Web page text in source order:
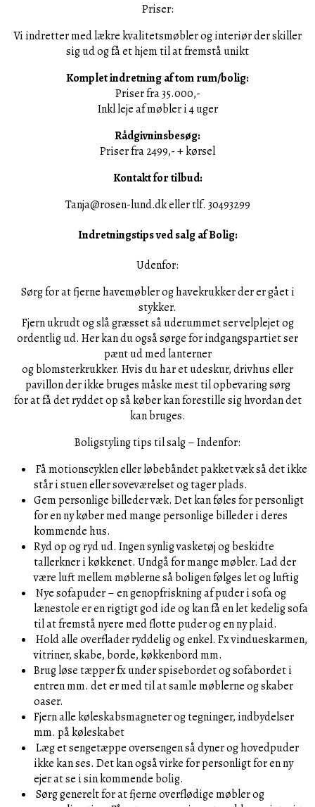
Priser:
Vi indretter med lækre kvalitetsmøbler og interiør der skiller
sig ud og få et hjem til at fremstå unikt
Komplet indretning af tom rum/bolig:
Priser fra 35.000,-
Inkl leje af møbler i 4 uger
Rådgivninsbesøg:
Priser fra 2499,- + kørsel
Kontakt for tilbud:
Tanja@rosen-lund.dk eller tlf. 30493299
Indretningstips ved salg af Bolig:
Udenfor:
Sørg for at fjerne havemøbler og havekrukker der er gået i
stykker.
Fjern ukrudt og slå græsset så uderummet ser velplejet og
ordentlig ud. Her kan du også sørge for indgangspartiet ser
pænt ud med lanterner
og blomsterkrukker. Hvis du har et udeskur, drivhus eller
pavillon der ikke bruges måske mest til opbevaring sørg
for at få det ryddet op så køber kan forestille sig hvordan det
kan bruges.
Boligstyling tips til salg – Indenfor:
Få motionscyklen eller løbebåndet pakket væk så det ikke
står i stuen eller soveværelset og tager plads.
Gem personlige billeder væk. Det kan føles for personligt
for en ny køber med mange personlige billeder i deres
kommende hus.
Ryd op og ryd ud. Ingen synlig vasketøj og beskidte
tallerkner i køkkenet. Undgå for mange møbler. Lad der
være luft mellem møblerne så boligen følges let og luftig
Nye sofapuder – en genopfriskning af puder i sofa og
lænestole er en rigtigt god ide og kan få en let kedelig sofa
til at fremstå nyere med flotte puder og en ny plaid.
Hold alle overflader ryddelig og enkel. Fx vindueskarmen,
vitriner, skabe, borde, køkkenbord mm.
Brug løse tæpper fx under spisebordet og sofabordet i
entren mm. det er med til at samle møblerne og skaber
oaser.
Fjern alle køleskabsmagneter og tegninger, indbydelser
mm. på køleskabet
Læg et sengetæppe oversengen så dyner og hovedpuder
ikke kan ses. Det kan også virke for personligt for en ny
ejer at se i sin kommende bolig.
Sørg generelt for at fjerne overflødige møbler og